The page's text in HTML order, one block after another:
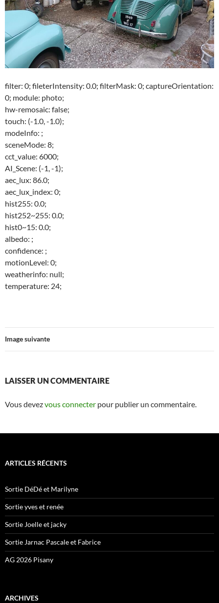
filter: 0; fileterIntensity: 0.0; filterMask: 0; captureOrientation:
0; module: photo;
hw-remosaic: false;
touch: (-1.0, -1.0);
modeInfo: ;
sceneMode: 8;
cct_value: 6000;
AI_Scene: (-1, -1);
aec_lux: 86.0;
aec_lux_index: 0;
hist255: 0.0;
hist252~255: 0.0;
hist0~15: 0.0;
albedo: ;
confidence: ;
motionLevel: 0;
weatherinfo: null;
temperature: 24;
Image suivante
LAISSER UN COMMENTAIRE
Vous devezvous connecter pour publier un commentaire.
ARTICLES RÉCENTS
Sortie DéDé et Marilyne
Sortie yves et renée
Sortie Joelle et jacky
Sortie Jarnac Pascale et Fabrice
AG 2026 Pisany
ARCHIVES